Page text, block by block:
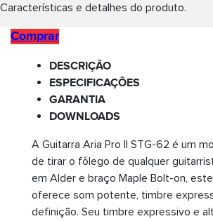
Características e detalhes do produto.
Comprar
DESCRIÇÃO
ESPECIFICAÇÕES
GARANTIA
DOWNLOADS
A Guitarra Aria Pro II STG-62 é um
de tirar o fôlego de qualquer
em Alder e braço Maple Bolt-on,
oferece som potente, timbre
definição. Seu timbre expressivo e